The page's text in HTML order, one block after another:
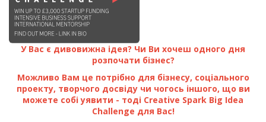
У Вас є дивовижна ідея? Чи Ви хочеш одного дня
розпочати бізнес?
Можливо Вам це потрібно для бізнесу, соціального
проекту, творчого досвіду чи чогось іншого, що ви
можете собі уявити - тоді Creative Spark Big Idea
Challenge для Вас!